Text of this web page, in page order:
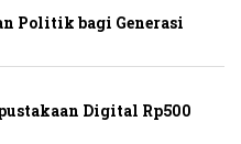
Politik bagi Generasi
Digital Rp500